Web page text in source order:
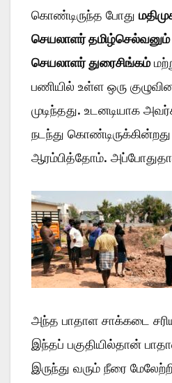
கொண்டிருந்த போது
செயலாளர் தமிழ்செல்வனும்
செயலாளர் துரைசிங்கம்
பணியில் உள்ள ஒரு
முடிந்தது. உடனடியாக
நடந்து
ஆரம்பித்தோம்.
அந்த பாதாள சாக்கடை
இந்தப் பகுதியில்தான்
இருந்து வரும் நீரை